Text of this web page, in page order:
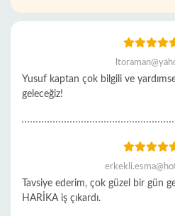
Yusuf kaptan çok bilgili ve
geleceğiz!
Tavsiye ederim, çok güzel bir gün
HARİKA iş çıkardı.